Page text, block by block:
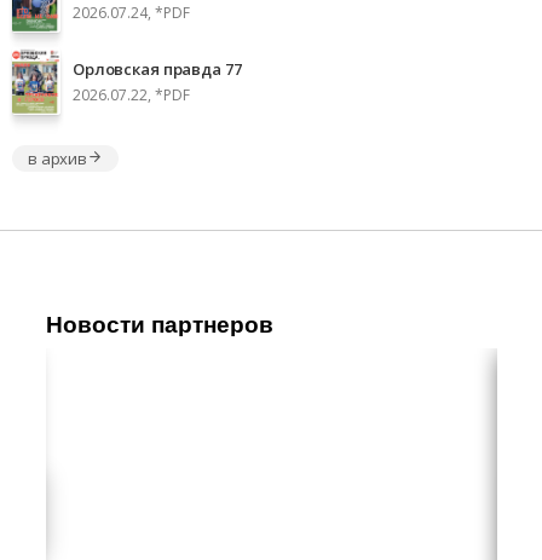
2026.07.24, *PDF
Орловская правда 77
2026.07.22, *PDF
в архив
Новости партнеров